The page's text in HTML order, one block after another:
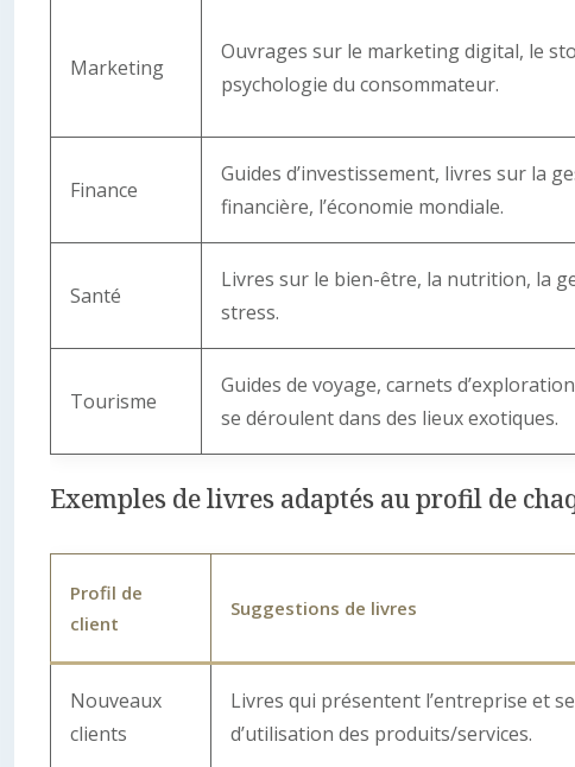
Marketing
Ouvrages sur le marketing digital, le
psychologie du consommateur.
Finance
Guides d’investissement, livres sur la
financière, l’économie mondiale.
Santé
Livres sur le bien-être, la nutrition, la
stress.
Tourisme
Guides de voyage, carnets
se déroulent dans des lieux exotiques.
Exemples de livres adaptés au profil de
Profil de
client
Suggestions de livres
Nouveaux
clients
Livres qui présentent l’entreprise et
d’utilisation des produits/services.